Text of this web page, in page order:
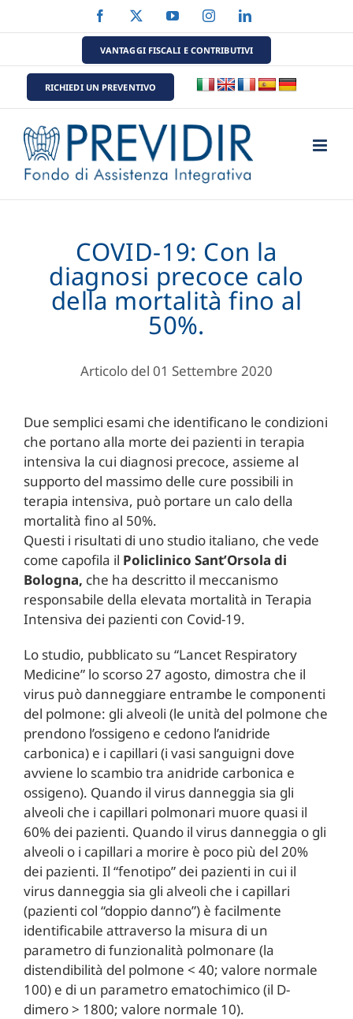
al
Facebook YouTubeInstagramLinkedIn
VANTAGGI FISCALI E CONTRIBUTIVI
RICHIEDI UN PREVENTIVO
COVID-19: Con la
diagnosi precoce calo
della mortalità fino al
50%.
Articolo del 01 Settembre 2020
Due semplici esami che identificano le condizioni
che portano alla morte dei pazienti in terapia
intensiva la cui diagnosi precoce, assieme al
supporto del massimo delle cure possibili in
terapia intensiva, può portare un calo della
mortalità fino al 50%.
Questi i risultati di uno studio italiano, che vede
come capofila il Policlinico Sant’Orsola di
Bologna, che ha descritto il meccanismo
responsabile della elevata mortalità in Terapia
Intensiva dei pazienti con Covid-19.
Lo studio, pubblicato su “Lancet Respiratory
Medicine” lo scorso 27 agosto, dimostra che il
virus può danneggiare entrambe le componenti
del polmone: gli alveoli (le unità del polmone che
prendono l’ossigeno e cedono l’anidride
carbonica) e i capillari (i vasi sanguigni dove
avviene lo scambio tra anidride carbonica e
ossigeno). Quando il virus danneggia sia gli
alveoli che i capillari polmonari muore quasi il
60% dei pazienti. Quando il virus danneggia o gli
alveoli o i capillari a morire è poco più del 20%
dei pazienti. Il “fenotipo” dei pazienti in cui il
virus danneggia sia gli alveoli che i capillari
(pazienti col “doppio danno”) è facilmente
identificabile attraverso la misura di un
parametro di funzionalità polmonare (la
distendibilità del polmone < 40; valore normale
100) e di un parametro ematochimico (il D-
dimero > 1800; valore normale 10).